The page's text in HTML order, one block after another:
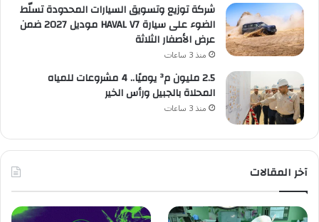
شركة توزيع وتسويق السيارات المحدودة تسلّط
الضوء على سيارة HAVAL V7 موديل 2027 ضمن
عرض الأصفار الثلاثة
منذ 3 ساعات
2.5 مليون م³ يوميًا.. 4 مشروعات للمياه
المحلاة بالجبيل ورأس الخير
منذ 3 ساعات
آخر المقالات